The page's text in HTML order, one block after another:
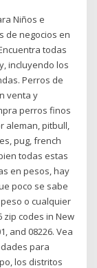
Niños e
de negocios en
todas
incluyendo los
Perros de
venta y
perros finos
aleman, pitbull,
pug, french
todas estas
en pesos, hay
poco se sabe
o cualquier
zip codes in New
and 08226. Vea
para
los distritos